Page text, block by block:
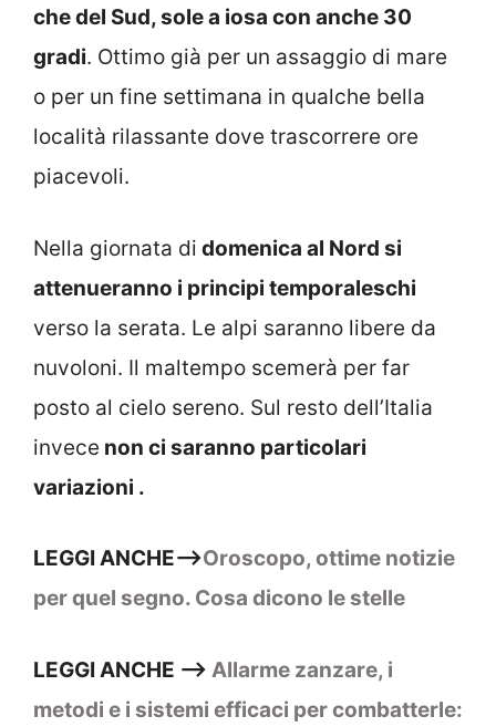
che del Sud, sole a iosa con anche 30
gradi. Ottimo già per un assaggio di mare
o per un fine settimana in qualche bella
località rilassante dove trascorrere ore
piacevoli.
Nella giornata di domenica al Nord si
attenueranno i principi temporaleschi
verso la serata. Le alpi saranno libere da
nuvoloni. Il maltempo scemerà per far
posto al cielo sereno. Sul resto dell’Italia
invece non ci saranno particolari
variazioni .
LEGGI ANCHE–>Oroscopo, ottime notizie
per quel segno. Cosa dicono le stelle
LEGGI ANCHE –> Allarme zanzare, i
metodi e i sistemi efficaci per combatterle: